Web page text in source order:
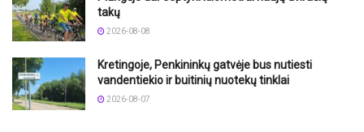
takų
2026-08-08
Kretingoje, Penkininkų gatvėje bus nutiesti
vandentiekio ir buitinių nuotekų tinklai
2026-08-07